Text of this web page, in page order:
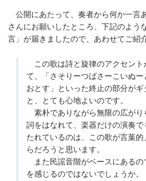
公開にあたって、奏者から何か一言
さんにお願いしたところ、下記のよう
言」が届きましたので、あわせてご紹
この歌は詩と旋律のアクセント
て、「さそりーつばさーこいぬ
おとす」といった終止の部分がギ
と、とても心地よいのです。
素朴でありながら無限の広がり
詞をはなれて、楽器だけの演奏
たれているのは、この歌が言葉
らだろうと思います。
また民謡音階がベースにあるの
を感じるのではないでしょうか。